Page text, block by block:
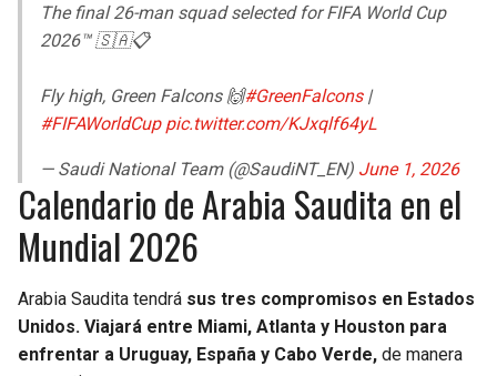
The final 26-man squad selected for FIFA World Cup
2026™️ 🇸🇦📋
Fly high, Green Falcons 🙌#GreenFalcons|
#FIFAWorldCup pic.twitter.com/KJxqlf64yL
— Saudi National Team (@SaudiNT_EN) June 1, 2026
Calendario de Arabia Saudita en el
Mundial 2026
Arabia Saudita tendrá sus tres compromisos en Estados
Unidos. Viajará entre Miami, Atlanta y Houston para
enfrentar a Uruguay, España y Cabo Verde, de manera